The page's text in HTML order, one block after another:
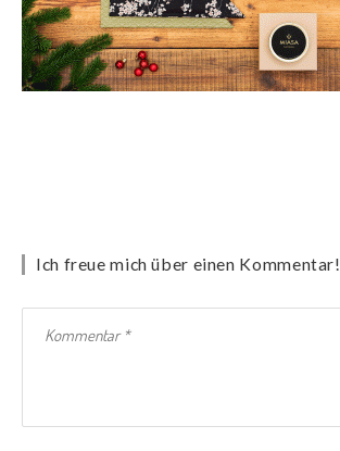
Ich freue mich über einen Kommentar!